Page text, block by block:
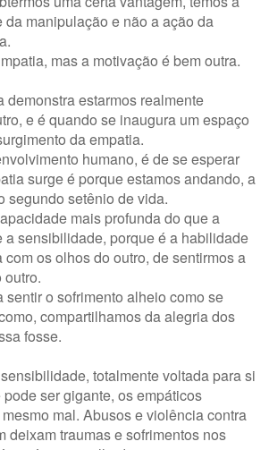
da manipulação e não a ação da
mas a motivação é bem outra.
demonstra estarmos realmente
e é quando se inaugura um espaço
da empatia.
humano, é de se esperar
surge é porque estamos andando, a
segundo setênio de vida.
mais profunda do que a
a sensibilidade, porque é a habilidade
os olhos do outro, de sentirmos a
outro.
sentir o sofrimento alheio como se
compartilhamos da alegria dos
fosse.
totalmente voltada para si
ser gigante, os empáticos
mal. Abusos e violência contra
deixam traumas e sofrimentos nos